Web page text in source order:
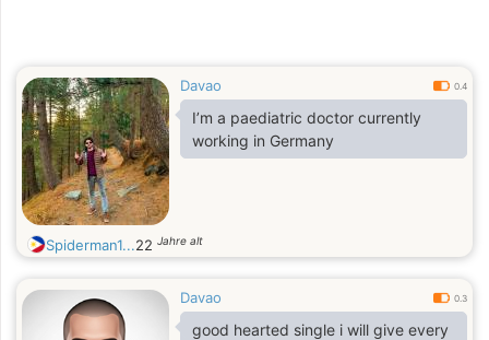
Davao 0.4
I’m a paediatric doctor currently
working in Germany
Spiderman1...22 Jahre alt
Davao 0.3
good hearted single i will give every